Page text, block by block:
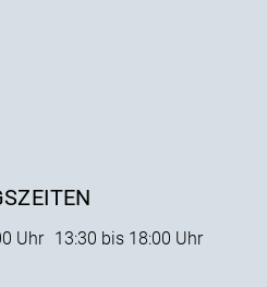
Uhr 13:30 bis 18:00 Uhr